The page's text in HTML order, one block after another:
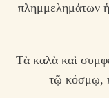
πλημμελημάτων
Τὰ καλὰ καὶ
τῷ κόσμῳ,